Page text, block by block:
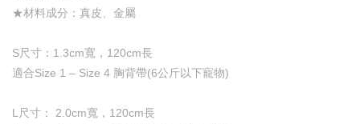
★材料成分：真皮、金屬
S尺寸：1.3cm寬，120cm長
適合Size 1 – Size 4 胸背帶(6公斤以下寵物)
L尺寸： 2.0cm寬，120cm長